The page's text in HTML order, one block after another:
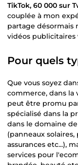
TikTok, 60 000 sur
couplée à mon
partage désormais
vidéos publicitaires
Pour quels
Que vous soyez
commerce, dans la
peut être promu
spécialisé dans la
dans le domaine
(panneaux
assurances etc...),
services pour